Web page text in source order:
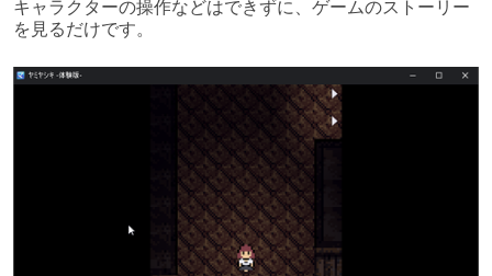
キャラクターの操作などはできずに、ゲームのストーリー